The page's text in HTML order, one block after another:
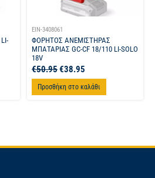
EIN-3408061
ΦΟΡΗΤΟΣ ΑΝΕΜΙΣΤΗΡΑΣ
ΜΠΑΤΑΡΙΑΣ GC-CF 18/110 LI-SOLO
18V
€50.95€38.95
Προσθήκη στο καλάθι